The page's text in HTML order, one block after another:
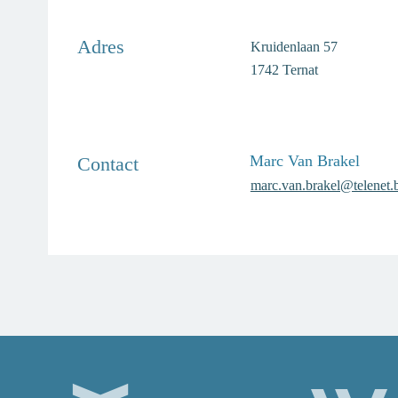
Adres Adres
Kruidenlaan 57
,1742 Ternat
Contact Marc Van Brakel
E-